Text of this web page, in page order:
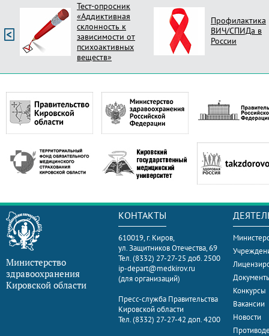
Тест-опросник
«Аддиктивная
склонность к
зависимости от
психоактивных
веществ»
Профилактика
ВИЧ/СПИДа в
России
Министерство
здравоохранения
Кировской области
КОНТАКТЫ
610019, г. Киров,
ул. Защитников Отечества, 69
Тел. (8332) 27-27-25 доб. 2500
ip-depart@medkirov.ru
(для организаций)
Пресс-служба Правительства
Кировской области
Тел. (8332) 27-27-42 доп. 4200
Конкурсы
Вакансии
Новости